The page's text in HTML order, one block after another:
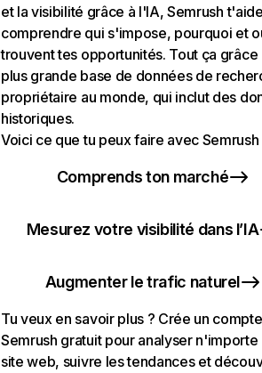
et la visibilité grâce à l'IA, Semrush
comprendre qui s'impose, pourquoi et
trouvent tes opportunités. Tout ça grâce
plus grande base de données de
propriétaire au monde, qui inclut des
historiques.
Voici ce que tu peux faire avec Semrush
Comprends ton marché
Mesurez votre visibilité dans l’IA
Augmenter le trafic naturel
Tu veux en savoir plus ? Crée un compte
Semrush gratuit pour analyser n'importe
site web, suivre les tendances et